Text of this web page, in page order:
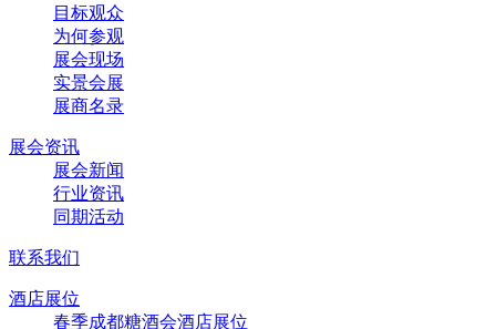
目标观众
为何参观
展会现场
实景会展
展商名录
展会资讯
展会新闻
行业资讯
同期活动
联系我们
酒店展位
春季成都糖酒会酒店展位